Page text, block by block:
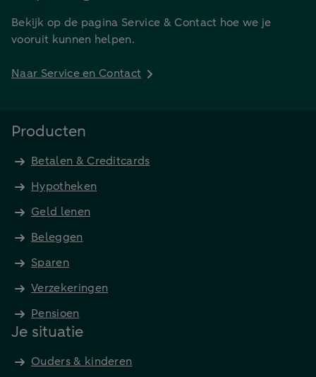
Bekijk op de pagina Service & Contact hoe we je
vooruit kunnen helpen.
Naar Service en Contact
Producten
Betalen & Creditcards
Hypotheken
Geld lenen
Beleggen
Sparen
Verzekeringen
Pensioen
Je situatie
Ouders & kinderen